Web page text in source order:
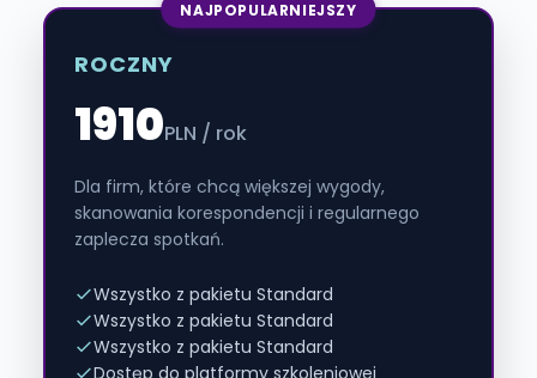
NAJPOPULARNIEJSZY
ROCZNY
1910PLN / rok
Dla firm, które chcą większej wygody,
skanowania korespondencji i regularnego
zaplecza spotkań.
Wszystko z pakietu Standard
Wszystko z pakietu Standard
Wszystko z pakietu Standard
Dostęp do platformy szkoleniowej